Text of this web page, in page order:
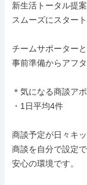
新生活トータル提
スムーズにスター
チームサポーター
事前準備からアフ
＊気になる商談ア
・1日平均4件
商談予定が日々キ
商談を自分で設定
安心の環境です。